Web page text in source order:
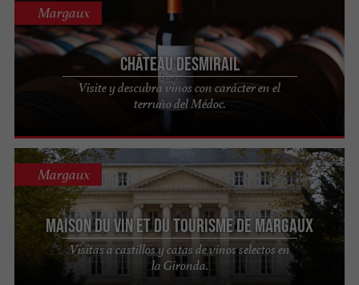
Château Desmirail
Visite y descubra vinos con carácter en el
terruño del Médoc.
Margaux
Maison du Vin et du Tourisme de MARGAUX
Visitas a castillos y catas de vinos selectos en
la Gironda.
Margaux